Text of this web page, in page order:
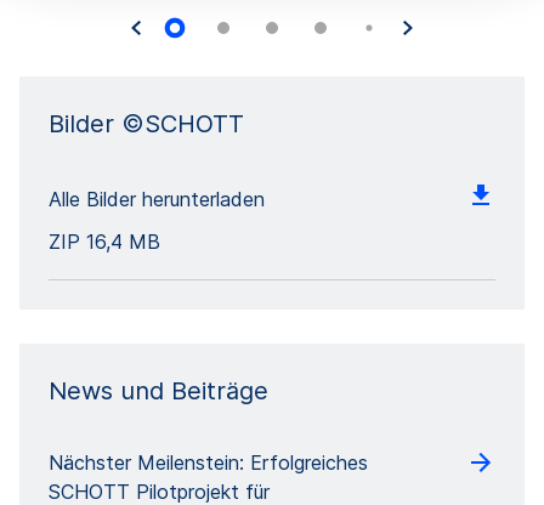
Bilder ©SCHOTT
Alle Bilder herunterladen
ZIP 16,4 MB
News und Beiträge
Nächster Meilenstein: Erfolgreiches
SCHOTT Pilotprojekt für